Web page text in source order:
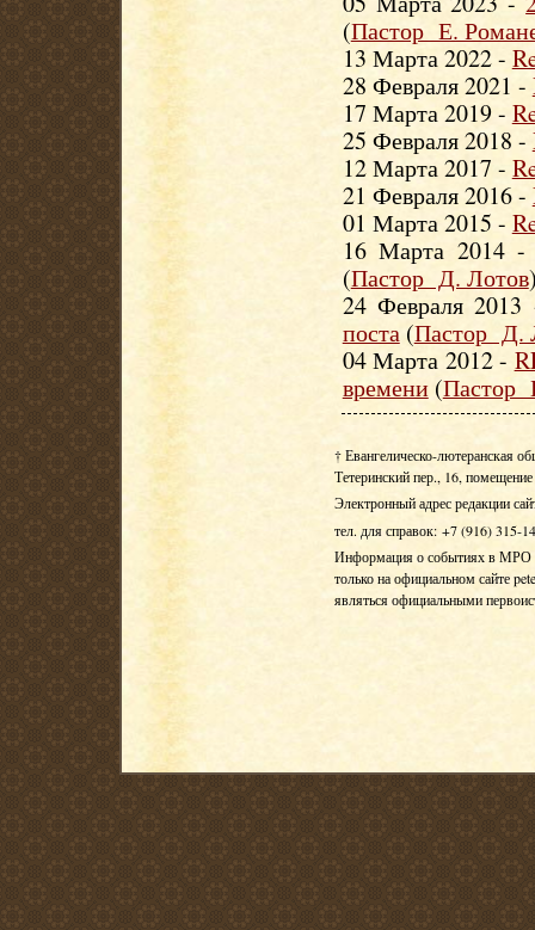
(Пастор Е.
13 Марта 2022 -
28 Февраля 2021 -
17 Марта 2019 -
25 Февраля 2018 -
12 Марта 2017 -
21 Февраля 2016 -
01 Марта 2015 -
16 Марта 2014
(Пастор Д. Лотов
24 Февраля
поста(Пастор Д.
04 Марта 2012 -
времени(Пастор
† Евангелическо-лютеранская
Тетеринский пер., 16,
Электронный адрес редакции
тел. для справок: +7 (916) 315-
Информация о событиях в МРО
только на официальном сайте
являться официальными